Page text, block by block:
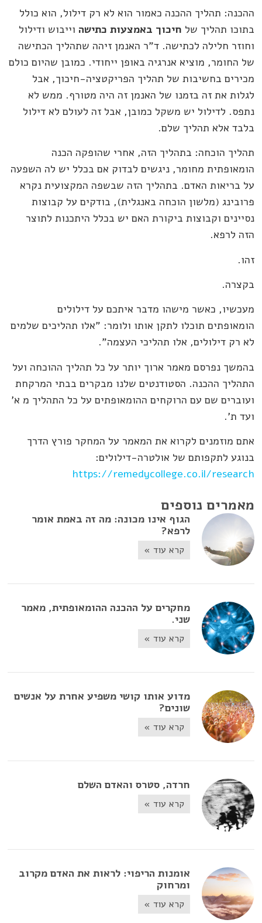
ההכנה: תהליך ההכנה כאמור הוא לא רק דילול, הוא כולל
בתוכו תהליך של חיכוך באמצעות כתישה וייבוש ודילול
וחוזר חלילה לכתישה. ד"ר האנמן זיהה שתהליך הכתישה
של החומר, מוציא אנרגיה באופן ייחודי. כמובן שהיום כולם
מכירים בחשיבות של תהליך הפריקטציה-חיכוך, אבל
לגלות את זה בזמנו של האנמן זה היה מטורף. ממש לא
נתפס. לדילול יש משקל כמובן, אבל זה לעולם לא דילול
בלבד אלא תהליך שלם.
תהליך הוכחה: בתהליך הזה, אחרי שהופקה הכנה
הומאופתית מחומר, ניגשים לבדוק אם בכלל יש לה השפעה
על בריאות האדם. בתהליך הזה שבשפה המקצועית נקרא
פרובינג (מלשון הוכחה באנגלית), בודקים על קבוצות
נסיינים וקבוצות ביקורת האם יש בכלל היתכנות לתוצר
הזה לרפא.
זהו.
בקצרה.
מעכשיו, כאשר מישהו מדבר איתכם על דילולים
הומאופתים תוכלו לתקן אותו ולומר: "אלו תהליכים שלמים
לא רק דילולים, אלו תהליכי העצמה".
בהמשך נפרסם מאמר ארוך יותר על כל תהליך ההוכחה ועל
התהליך ההכנה. הסטודנטים שלנו מבקרים בבתי המרקחת
ועוברים שם עם הרוקחים ההומאופתים על כל התהליך מ א'
ועד ת'.
אתם מוזמנים לקרוא את המאמר על המחקר פורץ הדרך
בנוגע לתקפותם של אולטרה-דילולים:
https://remedycollege.co.il/research
מאמרים נוספים
הגוף אינו מכונה: מה זה באמת אומר
לרפא?
קרא עוד »
מחקרים על ההכנה ההומאופתית, מאמר
שני.
קרא עוד »
מדוע אותו קושי משפיע אחרת על אנשים
שונים?
קרא עוד »
חרדה, סטרס והאדם השלם
קרא עוד »
אומנות הריפוי: לראות את האדם מקרוב
ומרחוק
קרא עוד »